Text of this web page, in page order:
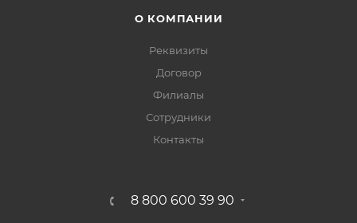
О КОМПАНИИ
Реквизиты
Договор
Филиалы
Сотрудники
Контакты
8 800 600 39 90